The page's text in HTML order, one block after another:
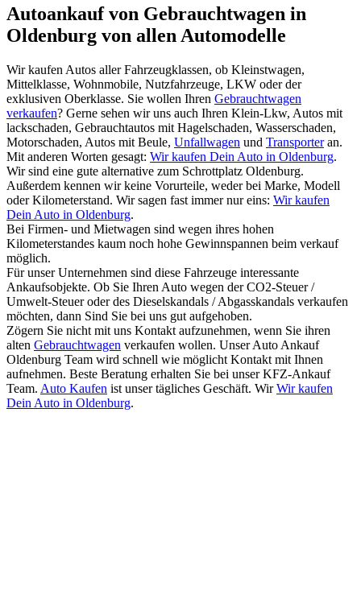
Autoankauf von Gebrauchtwagen in
Oldenburg von allen Automodelle
Wir kaufen Autos aller Fahrzeugklassen, ob Kleinstwagen,
Mittelklasse, Wohnmobile, Nutzfahrzeuge, LKW oder der
exklusiven Oberklasse. Sie wollen Ihren Gebrauchtwagen
verkaufen? Gerne sehen wir uns auch Ihren Klein-Lkw, Autos mit
lackschaden, Gebrauchtautos mit Hagelschaden, Wasserschaden,
Motorschaden, Autos mit Beule, Unfallwagen und Transporteran.
Mit anderen Worten gesagt: Wir kaufen Dein Auto in Oldenburg.
Wir sind eine gute alternative zum Schrottplatz Oldenburg.
Außerdem kennen wir keine Vorurteile, weder bei Marke, Modell
oder Kilometerstand. Wir sagen fast immer nur eins: Wir kaufen
Dein Auto in Oldenburg.
Bei Firmen- und Mietwagen sind wegen ihres hohen
Kilometerstandes kaum noch hohe Gewinnspannen beim verkauf
möglich.
Für unser Unternehmen sind diese Fahrzeuge interessante
Ankaufsobjekte. Ob Sie Ihren Auto wegen der CO2-Steuer /
Umwelt-Steuer oder des Dieselskandals / Abgasskandals verkaufen
möchten, dann Sind Sie bei uns gut aufgehoben.
Zögern Sie nicht mit uns Kontakt aufzunehmen, wenn Sie ihren
alten Gebrauchtwagen verkaufen wollen. Unser Auto Ankauf
Oldenburg Team wird schnell wie möglicht Kontakt mit Ihnen
aufnehmen. Beste Beratung erhalten Sie bei unser KFZ-Ankauf
Team. Auto Kaufen ist unser tägliches Geschäft. WirWir kaufen
Dein Auto in Oldenburg.